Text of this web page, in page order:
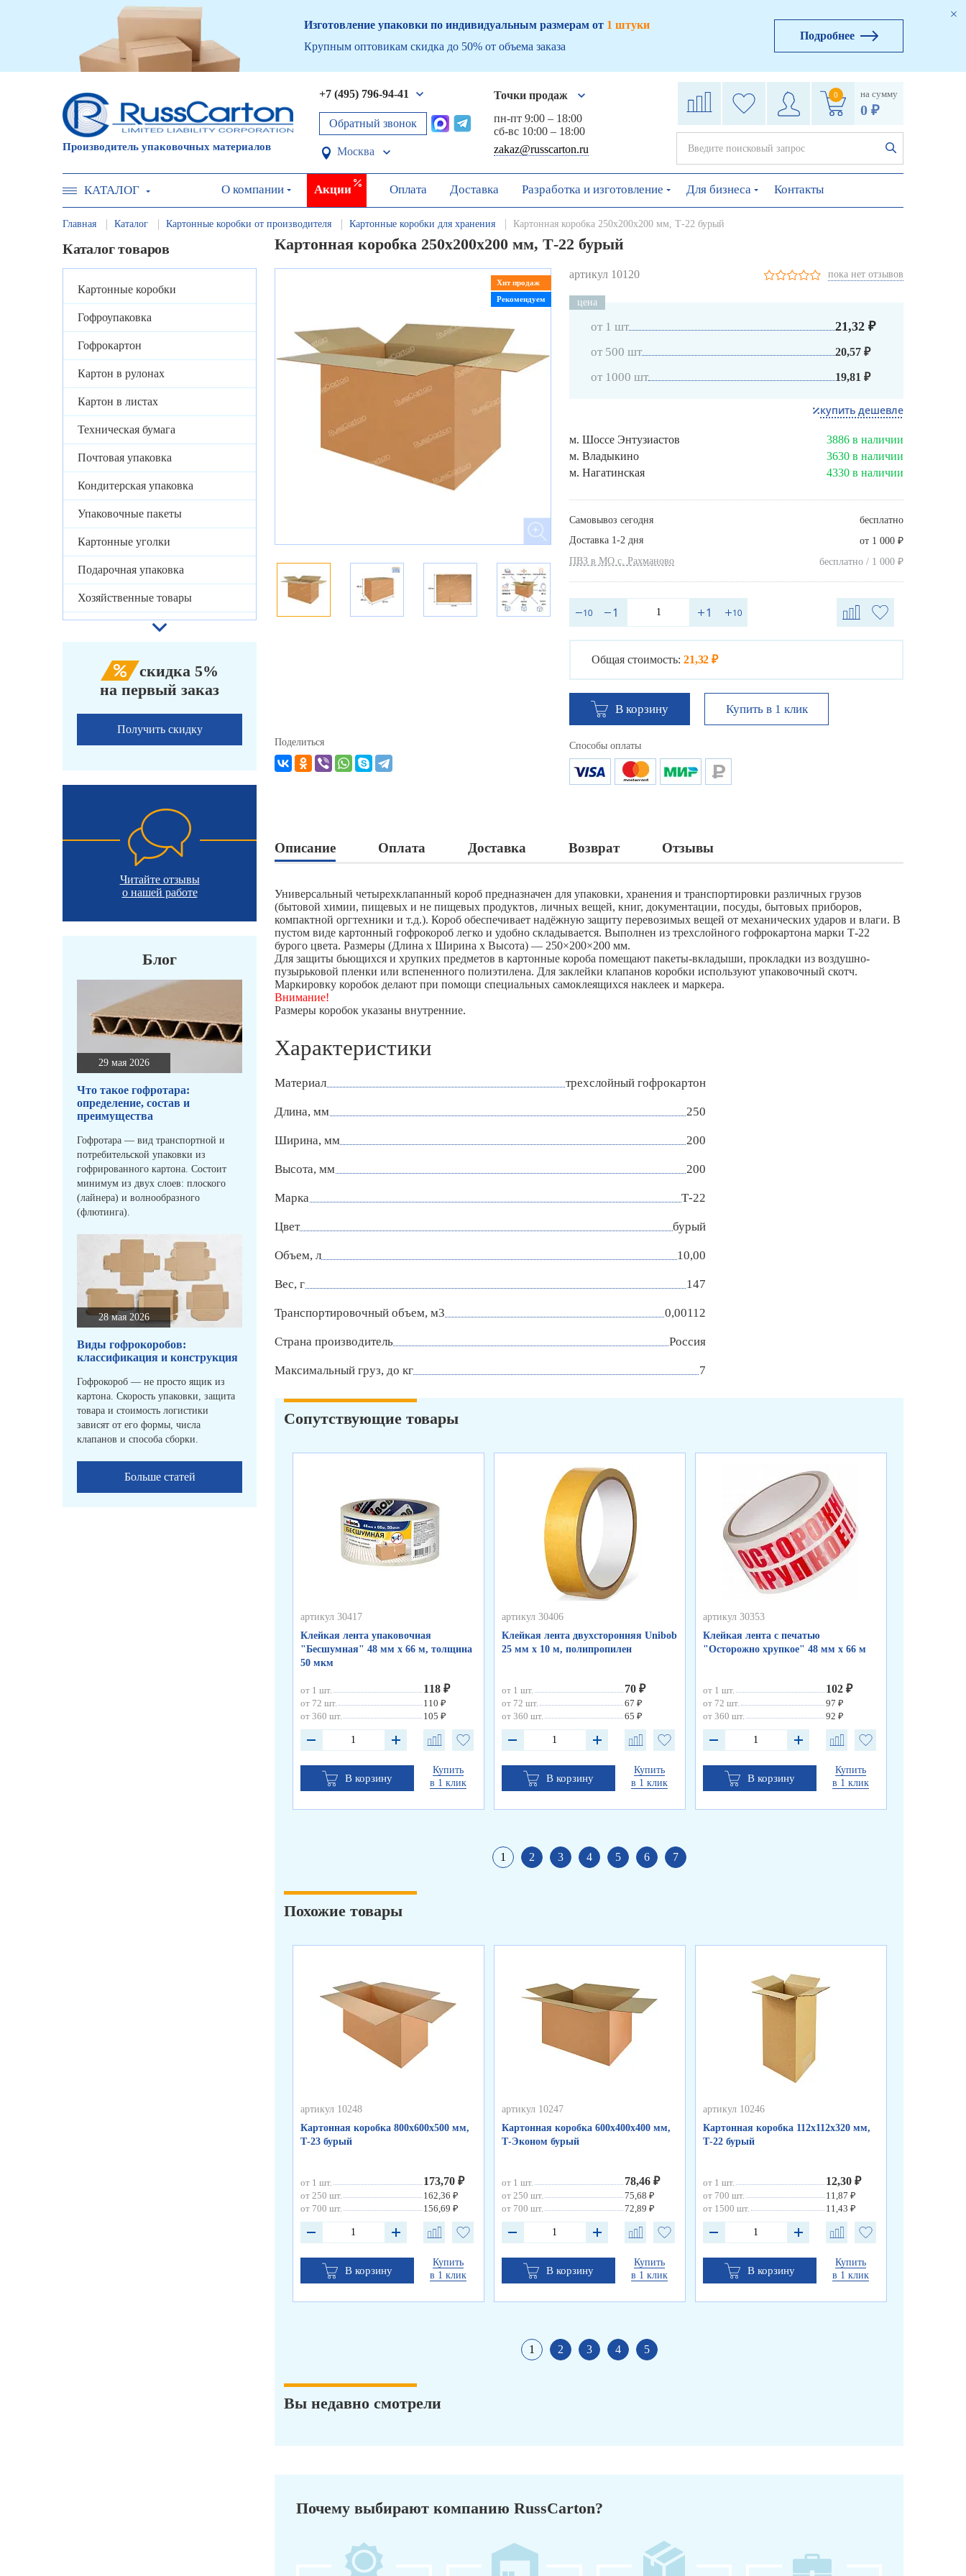
Изготовление упаковки по индивидуальным размерам от 1 штуки
Крупным оптовикам скидка до 50% от объема заказа
Подробнее
Производитель упаковочных материалов
+7 (495) 796-94-41
Обратный звонок
Москва
Точки продаж
пн-пт 9:00 – 18:00
сб-вс 10:00 – 18:00
zakaz@russcarton.ru
0 на сумму
0 ₽
КАТАЛОГ О компании Акции Оплата Доставка Разработка и изготовление Для бизнеса Контакты
Главная Каталог Картонные коробки от производителя Картонные коробки для хранения Картонная коробка 250х200х200 мм, Т-22 бурый
Каталог товаров
Картонные коробки
Гофроупаковка
Гофрокартон
Картон в рулонах
Картон в листах
Техническая бумага
Почтовая упаковка
Кондитерская упаковка
Упаковочные пакеты
Картонные уголки
Подарочная упаковка
Хозяйственные товары
скидка 5%
на первый заказ
Получить скидку
Читайте отзывы
о нашей работе
Блог
29 мая 2026
Что такое гофротара:
определение, состав и
преимущества
Гофротара — вид транспортной и
потребительской упаковки из
гофрированного картона. Состоит
минимум из двух слоев: плоского
(лайнера) и волнообразного
(флютинга).
28 мая 2026
Виды гофрокоробов:
классификация и конструкция
Гофрокороб — не просто ящик из
картона. Скорость упаковки, защита
товара и стоимость логистики
зависят от его формы, числа
клапанов и способа сборки.
Больше статей
Картонная коробка 250х200х200 мм, Т-22 бурый
Хит продаж
Рекомендуем
артикул 10120 пока нет отзывов
цена
от 1 шт 21,32 ₽
от 500 шт 20,57 ₽
от 1000 шт 19,81 ₽
купить дешевле
м. Шоссе Энтузиастов
3886 в наличии
м. Владыкино
3630 в наличии
м. Нагатинская
4330 в наличии
Самовывоз сегодня
бесплатно
Доставка 1-2 дня
от 1 000 ₽
ПВЗ в МО с. Рахманово бесплатно / 1 000 ₽
Общая стоимость: 21,32 ₽
В корзину Купить в 1 клик
Поделиться Способы оплаты
Описание Оплата Доставка Возврат Отзывы
Универсальный четырехклапанный короб предназначен для упаковки, хранения и транспортировки различных грузов
(бытовой химии, пищевых и не пищевых продуктов, личных вещей, книг, документации, посуды, бытовых приборов,
компактной оргтехники и т.д.). Короб обеспечивает надёжную защиту перевозимых вещей от механических ударов и влаги. В
пустом виде картонный гофрокороб легко и удобно складывается. Выполнен из трехслойного гофрокартона марки Т-22
бурого цвета. Размеры (Длина х Ширина х Высота) — 250×200×200 мм.
Для защиты бьющихся и хрупких предметов в картонные короба помещают пакеты-вкладыши, прокладки из воздушно-
пузырьковой пленки или вспененного полиэтилена. Для заклейки клапанов коробки используют упаковочный скотч.
Маркировку коробок делают при помощи специальных самоклеящихся наклеек и маркера.
Внимание!
Размеры коробок указаны внутренние.
Характеристики
Материал трехслойный гофрокартон
Длина, мм 250
Ширина, мм 200
Высота, мм 200
Марка Т-22
Цвет бурый
Объем, л 10,00
Вес, г 147
Транспортировочный объем, м3 0,00112
Страна производитель Россия
Максимальный груз, до кг 7
Сопутствующие товары
артикул 30417
Клейкая лента упаковочная
"Бесшумная" 48 мм х 66 м, толщина
50 мкм
от 1 шт. 118 ₽
от 72 шт.
110 ₽
от 360 шт.
105 ₽
В корзину
Купить
в 1 клик
артикул 30406
Клейкая лента двухсторонняя Unibob
25 мм х 10 м, полипропилен
от 1 шт. 70 ₽
от 72 шт.
67 ₽
от 360 шт.
65 ₽
В корзину
Купить
в 1 клик
артикул 30353
Клейкая лента с печатью
"Осторожно хрупкое" 48 мм х 66 м
от 1 шт. 102 ₽
от 72 шт.
97 ₽
от 360 шт.
92 ₽
В корзину
Купить
в 1 клик
1 2 3 4 5 6 7
Похожие товары
артикул 10248
Картонная коробка 800х600х500 мм,
Т-23 бурый
от 1 шт. 173,70 ₽
от 250 шт.
162,36 ₽
от 700 шт.
156,69 ₽
В корзину
Купить
в 1 клик
артикул 10247
Картонная коробка 600х400х400 мм,
Т-Эконом бурый
от 1 шт. 78,46 ₽
от 250 шт.
75,68 ₽
от 700 шт.
72,89 ₽
В корзину
Купить
в 1 клик
артикул 10246
Картонная коробка 112х112х320 мм,
Т-22 бурый
от 1 шт. 12,30 ₽
от 700 шт.
11,87 ₽
от 1500 шт.
11,43 ₽
В корзину
Купить
в 1 клик
1 2 3 4 5
Вы недавно смотрели
Почему выбирают компанию RussCarton?